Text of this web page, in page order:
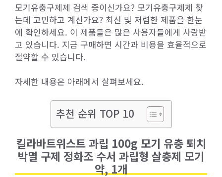
모기유충구제제 검색 중이신가요? 모기유충구제제 찾
는데 고민하고 계신가요? 최신 및 저렴한 제품을 한눈
에 확인하세요. 이 제품들은 많은 사용자들에게 사랑받
고 있습니다. 지금 구매하면 시간과 비용을 효율적으로
절약할 수 있습니다.
자세한 내용은 아래에서 살펴보세요.
추천 순위 TOP 10
킬라바트위스트 과립 100g 모기 유충 퇴치
박멸 구제 정화조 수서 과립형 살충제 모기
약, 1개